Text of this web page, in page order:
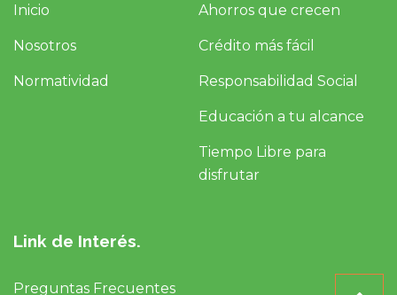
Inicio
Nosotros
Normatividad
Ahorros que crecen
Crédito más fácil
Responsabilidad Social
Educación a tu alcance
Tiempo Libre para
disfrutar
Link de Interés.
Preguntas Frecuentes